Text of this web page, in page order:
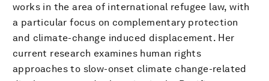
works in the area of international refugee law, with
a particular focus on complementary protection
and climate-change induced displacement. Her
current research examines human rights
approaches to slow-onset climate change-related